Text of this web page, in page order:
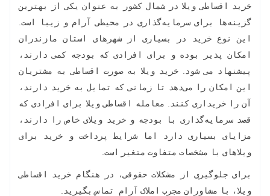
خرید اقساطی ویلا در شمال کشور به عنوان یکی از بهترین
گزینه‌ها برای سرمایه‌گذاری در محیطی آرام و زیبا است.
این نوع خرید در بسیاری از شهرهای استان مازندران
امکان پذیر بوده و برای افرادی که بودجه کمی دارند،
پیشنهاد می شود. خرید ویلا به صورت اقساطی به مشتریان
این امکان را می‌دهد تا زمانی که تمایل به خرید دارند،
آن را خریداری کنند. معامله اقساطی ویلا برای افرادی که
قصد سرمایه‌گذاری با بودجه و خرید ویلای خاص را دارند،
مزایای بسیاری دارد اما شرایط پرداخت و خرید برای
ویلاهای با مشخصات متفاوت متغیر است.
برای جلوگیری از مشکلات حقوقی، در هنگام خرید اقساطی
ویلا، با مشاوران مجرب املاک آرام تماس بگیرید.